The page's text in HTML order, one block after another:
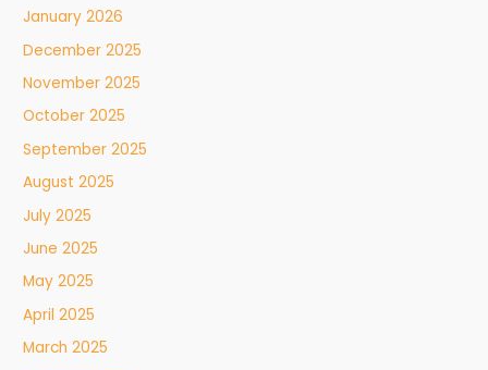
January 2026
December 2025
November 2025
October 2025
September 2025
August 2025
July 2025
June 2025
May 2025
April 2025
March 2025